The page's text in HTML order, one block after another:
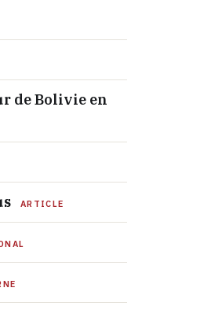
de Bolivie en
ARTICLE